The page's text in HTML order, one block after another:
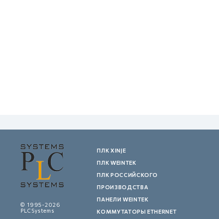
© 1995-2026
PLCSystems
ПЛК XINJE
ПЛК WEINTEK
ПЛК РОССИЙСКОГО
ПРОИЗВОДСТВА
ПАНЕЛИ WEINTEK
КОММУТАТОРЫ ETHERNET